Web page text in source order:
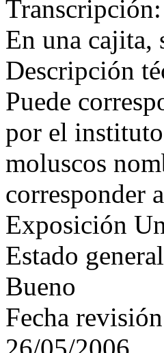
Transcripción:
En una
Descripción
Puede
por el
moluscos
corresponder
Exposición
Estado
Bueno
Fecha